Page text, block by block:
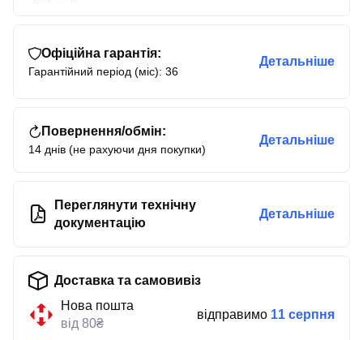
Офіційна гарантія:
Гарантійний період (міс): 36
Детальніше
Повернення/обмін:
14 днів (не рахуючи дня покупки)
Детальніше
Переглянути технічну
документацію
Детальніше
Доставка та самовивіз
Нова пошта
від 80₴
відправимо 11 серпня